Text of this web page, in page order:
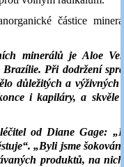
částice
minerálů je Aloe
Při dodržení
důležitých a
i kapiláry, a skvěle
od Diane Gage:
„Byli jsme
produktů, na